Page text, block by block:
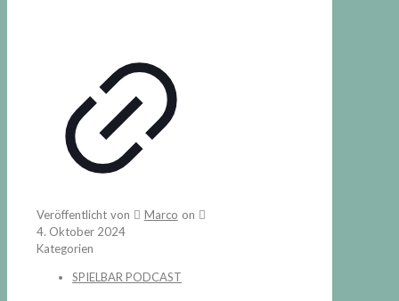
Veröffentlicht von Marco on
4. Oktober 2024
Kategorien
SPIELBAR PODCAST